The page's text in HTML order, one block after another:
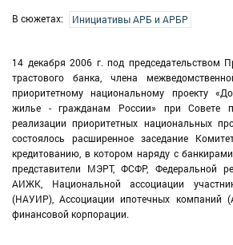
В сюжетах: Инициативы АРБ и АРБР
14 декабря 2006 г. под председательством
трастового банка, члена
приоритетному национальному проекту
жилье - гражданам России» при Совете
реализации приоритетных национальных
состоялось расширенное заседание
кредитованию, в котором наряду с
представители МЭРТ, ФСФР, Федеральной
АИЖК, Национальной ассоциации
(НАУИР), Ассоциации ипотечных компаний
финансовой корпорации.